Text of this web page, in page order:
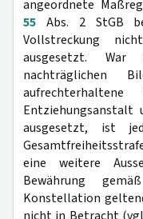
angeordnete
55 Abs. 2 StGB
Vollstreckung
ausgesetzt.
nachträglichen
Entziehungsanstalt
ausgesetzt, ist
eine weitere
Bewährung
Konstellation